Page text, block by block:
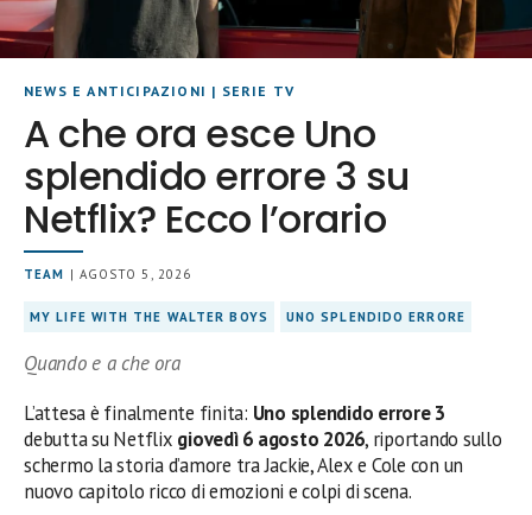
NEWS E ANTICIPAZIONI | SERIE TV
A che ora esce Uno
splendido errore 3 su
Netflix? Ecco l’orario
TEAM | AGOSTO 5, 2026
MY LIFE WITH THE WALTER BOYS UNO SPLENDIDO ERRORE
Quando e a che ora
L’attesa è finalmente finita: Uno splendido errore 3
debutta su Netflix giovedì 6 agosto 2026, riportando sullo
schermo la storia d’amore tra Jackie, Alex e Cole con un
nuovo capitolo ricco di emozioni e colpi di scena.